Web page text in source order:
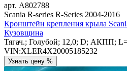
арт. A802788
Scania R-series R-Series 2004-2016
Кронштейн крепления крыла
Кузовщина
Тягач.; Голубой; 12,0; D; АКПП;
VIN:XLER4X20005185232
Узнать цену %